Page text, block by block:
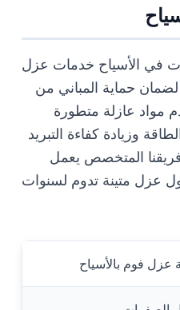
في الأسياح خدمات عزل
لضمان حماية المباني من
مواد عازلة متطورة
وزيادة كفاءة التبريد
المتخصص يعمل
عزل متينة تدوم لسنوات
فوم بالأسياح